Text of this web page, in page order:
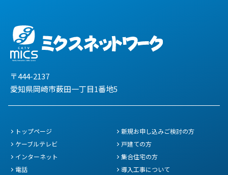
〒444-2137
愛知県岡崎市薮田一丁目1番地5
トップページ
ケーブルテレビ
インターネット
電話
新規お申し込みご検討の方
戸建ての方
集合住宅の方
導入工事について